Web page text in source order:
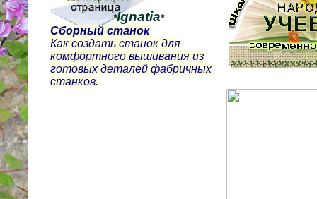
*Ignatia*
Сборный станок
Как создать станок для
комфортного вышивания из
готовых деталей фабричных
станков.